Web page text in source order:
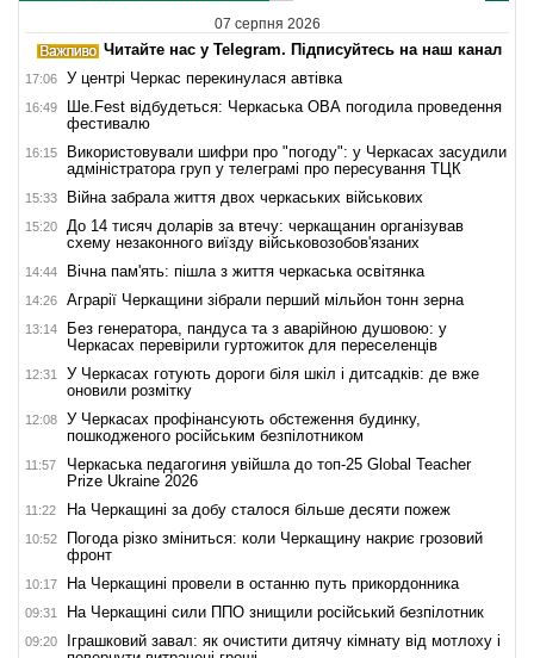
07 серпня 2026
Читайте нас у Telegram. Підписуйтесь на наш канал
17:06 У центрі Черкас перекинулася автівка
16:49
Ше.Fest відбудеться: Черкаська ОВА погодила проведення
фестивалю
16:15
Використовували шифри про "погоду": у Черкасах засудили
адміністратора груп у телеграмі про пересування ТЦК
15:33 Війна забрала життя двох черкаських військових
15:20
До 14 тисяч доларів за втечу: черкащанин організував
схему незаконного виїзду військовозобов'язаних
14:44 Вічна пам'ять: пішла з життя черкаська освітянка
14:26 Аграрії Черкащини зібрали перший мільйон тонн зерна
13:14
Без генератора, пандуса та з аварійною душовою: у
Черкасах перевірили гуртожиток для переселенців
12:31
У Черкасах готують дороги біля шкіл і дитсадків: де вже
оновили розмітку
12:08
У Черкасах профінансують обстеження будинку,
пошкодженого російським безпілотником
11:57
Черкаська педагогиня увійшла до топ-25 Global Teacher
Prize Ukraine 2026
11:22 На Черкащині за добу сталося більше десяти пожеж
10:52
Погода різко зміниться: коли Черкащину накриє грозовий
фронт
10:17 На Черкащині провели в останню путь прикордонника
09:31 На Черкащині сили ППО знищили російський безпілотник
09:20
Іграшковий завал: як очистити дитячу кімнату від мотлоху і